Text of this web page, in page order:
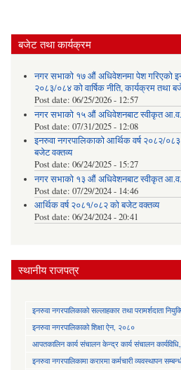
बजेट तथा कार्यक्रम
नगर सभाको १७ औं अधिवेशनमा पेश गरिएको
२०८३/०८४ को वार्षिक नीति, कार्यक्रम तथा
Post date: 06/25/2026 - 12:57
नगर सभाको १५ औं अधिवेशनबाट स्वीकृत
Post date: 07/31/2025 - 12:08
इनरुवा नगरपालिकाको आर्थिक वर्ष २०८२/०८३
बजेट वक्तव्य
Post date: 06/24/2025 - 15:27
नगर सभाको १३ औं अधिवेशनबाट स्वीकृत
Post date: 07/29/2024 - 14:46
आर्थिक वर्ष २०८१/०८२ को बजेट वक्तव्य
Post date: 06/24/2024 - 20:41
स्थानीय राजपत्र
इनरुवा नगरपालिकाको सल्लाहकार तथा परामर्शदाता
इनरुवा नगरपालिकाको शिक्षा ऐन, २०८०
आपतकालिन कार्य संचालन केन्द्र कार्य संचालन
इनरुवा नगरपालिकामा करारमा कर्मचारी व्यवस्थापन